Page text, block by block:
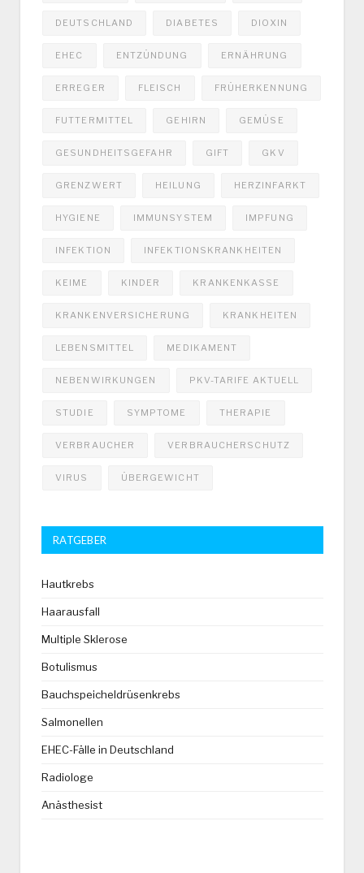
DEUTSCHLAND DIABETES DIOXIN
EHEC ENTZÜNDUNG ERNÄHRUNG
ERREGER FLEISCH FRÜHERKENNUNG
FUTTERMITTEL GEHIRN GEMÜSE
GESUNDHEITSGEFAHR GIFT GKV
GRENZWERT HEILUNG HERZINFARKT
HYGIENE IMMUNSYSTEM IMPFUNG
INFEKTION INFEKTIONSKRANKHEITEN
KEIME KINDER KRANKENKASSE
KRANKENVERSICHERUNG KRANKHEITEN
LEBENSMITTEL MEDIKAMENT
NEBENWIRKUNGEN PKV-TARIFE AKTUELL
STUDIE SYMPTOME THERAPIE
VERBRAUCHER VERBRAUCHERSCHUTZ
VIRUS ÜBERGEWICHT
RATGEBER
Hautkrebs
Haarausfall
Multiple Sklerose
Botulismus
Bauchspeicheldrüsenkrebs
Salmonellen
EHEC-Fälle in Deutschland
Radiologe
Anästhesist